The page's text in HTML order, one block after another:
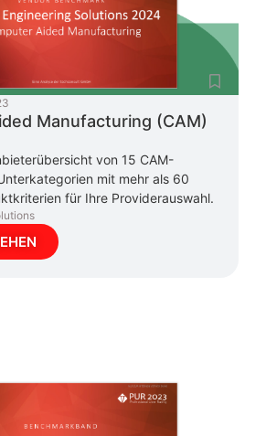
Manufacturing (CAM)
von 15 CAM-
mit mehr als 60
für Ihre Providerauswahl.